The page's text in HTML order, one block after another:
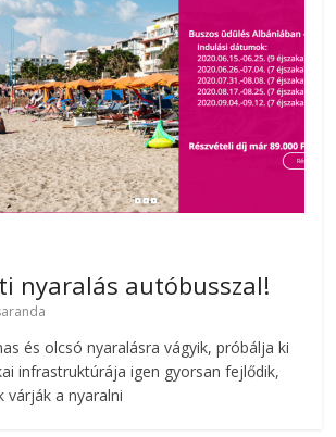
nyaralás autóbusszal!
és olcsó nyaralásra vágyik, próbálja ki
infrastruktúrája igen gyorsan fejlődik,
várják a nyaralni